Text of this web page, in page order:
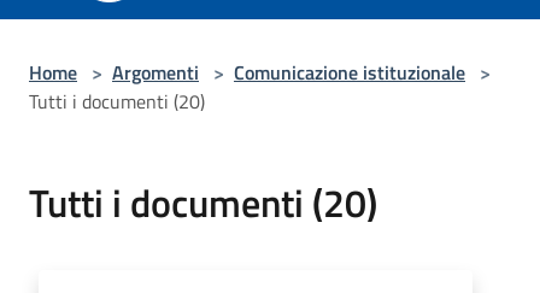
Home > Argomenti > Comunicazione istituzionale >
Tutti i documenti (20)
Tutti i documenti (20)